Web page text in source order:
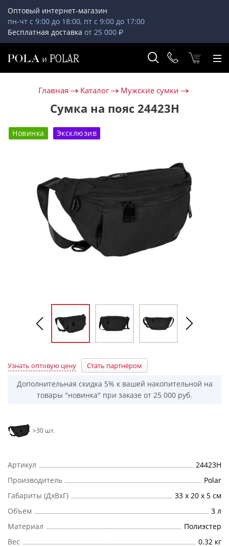
Оптовый интернет-магазин
пн-чт с 9:00 до 18:00, пт с 9:00 до 17:00
Бесплатная доставка от 25 000 ₽
Главная Каталог Мужские сумки
Сумка на пояс 24423H
Новинка Эксклюзив
Узнать оптовую цену Стать партнёром
Дополнительная скидка 5% к вашей накопительной на
товары "новинка" при заказе от 25 000 руб.
>30 шт.
Артикул
24423H
Производитель
Polar
Габариты (ДхВхГ)
33 х 20 х 5 см
Объем
3 л
Материал
Полиэстер
Вес
0.32 кг